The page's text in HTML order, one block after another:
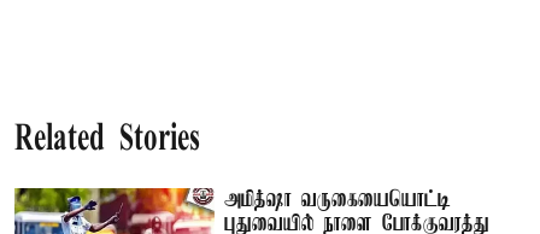
Related Stories
அமித்ஷா வருகையையொட்டி
புதுவையில் நாளை போக்குவரத்து